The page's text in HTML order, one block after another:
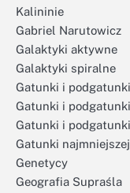
Kalininie
Gabriel Narutowicz
Galaktyki aktywne
Galaktyki spiralne
Gatunki i
Gatunki i
Gatunki i
Gatunki
Genetycy
Geografia Supraśla